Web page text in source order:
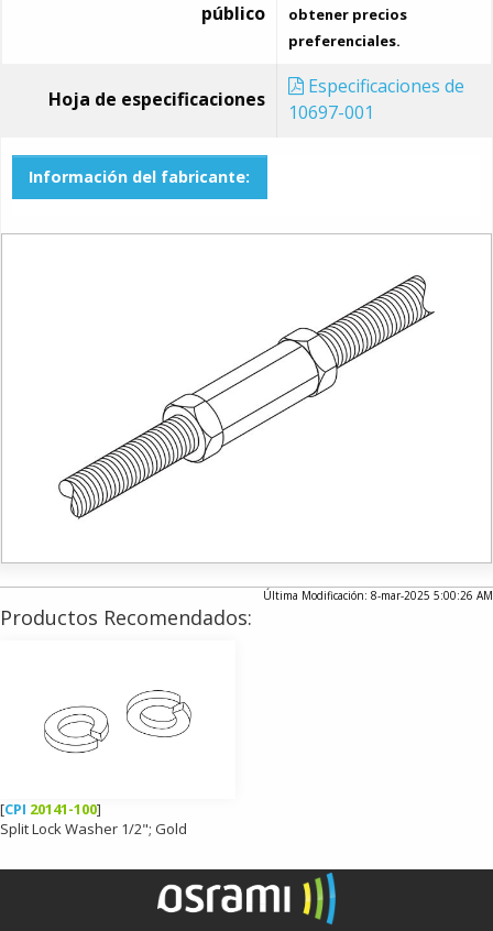
público
obtener precios
preferenciales.
Hoja de especificaciones
Especificaciones de
10697-001
Información del fabricante:
Última Modificación: 8-mar-2025 5:00:26 AM
Productos Recomendados:
[CPI 20141-100]
Split Lock Washer 1/2"; Gold